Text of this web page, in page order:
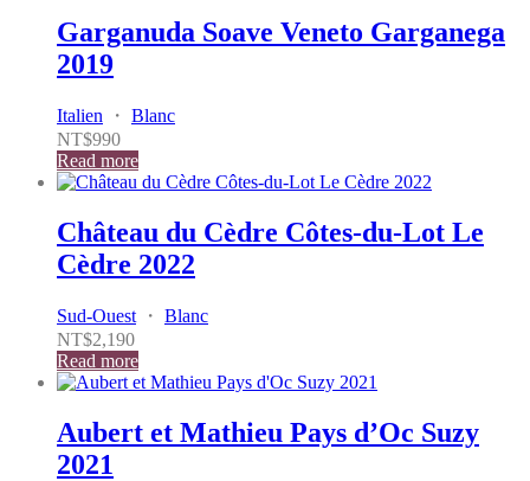
Garganuda Soave Veneto Garganega
2019
Italien ・ Blanc
NT$990
Read more
Château du Cèdre Côtes-du-Lot Le
Cèdre 2022
Sud-Ouest ・ Blanc
NT$2,190
Read more
Aubert et Mathieu Pays d’Oc Suzy
2021